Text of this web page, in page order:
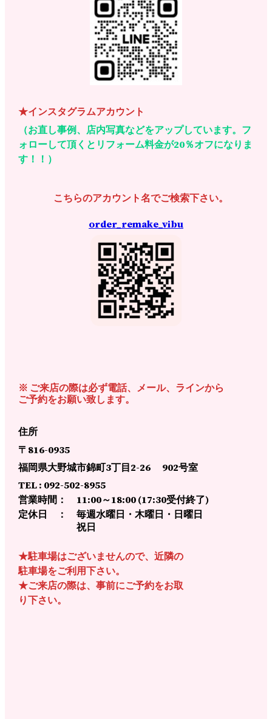
★インスタグラムアカウント
（お直し事例、店内写真などをアップしています。フ
ォローして頂くとリフォーム料金が20％オフになりま
す！！）
こちらのアカウント名でご検索下さい。
order_remake_vibu
※ ご来店の際は必ず電話、メール、ラインから
ご予約をお願い致します。
住所
〒816-0935
福岡県大野城市錦町3丁目2-26 902号室
TEL : 092-502-8955
営業時間： 11:00～18:00 (17:30受付終了)
定休日 ： 毎週水曜日・木曜日・日曜日
祝日
★駐車場はございませんので、近隣の
駐車場をご利用下さい。
★ご来店の際は、事前にご予約をお取
り下さい。